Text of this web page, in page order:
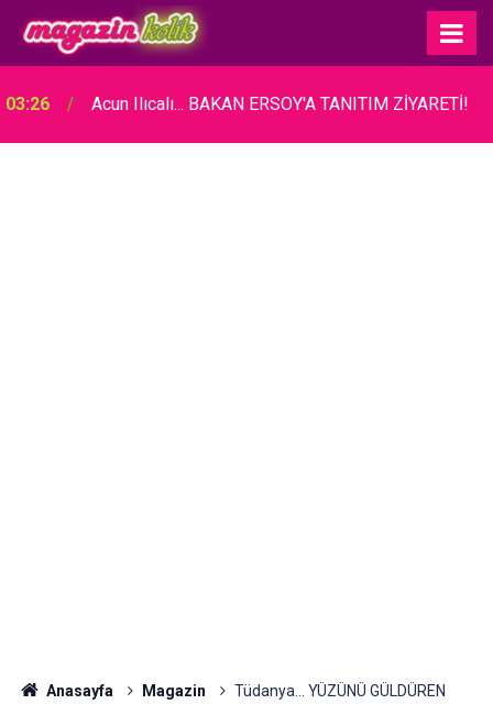
03:26 Acun Ilıcalı... BAKAN ERSOY'A TANITIM ZİYARETİ!
Anasayfa Magazin
Tüdanya... YÜZÜNÜ GÜLDÜREN